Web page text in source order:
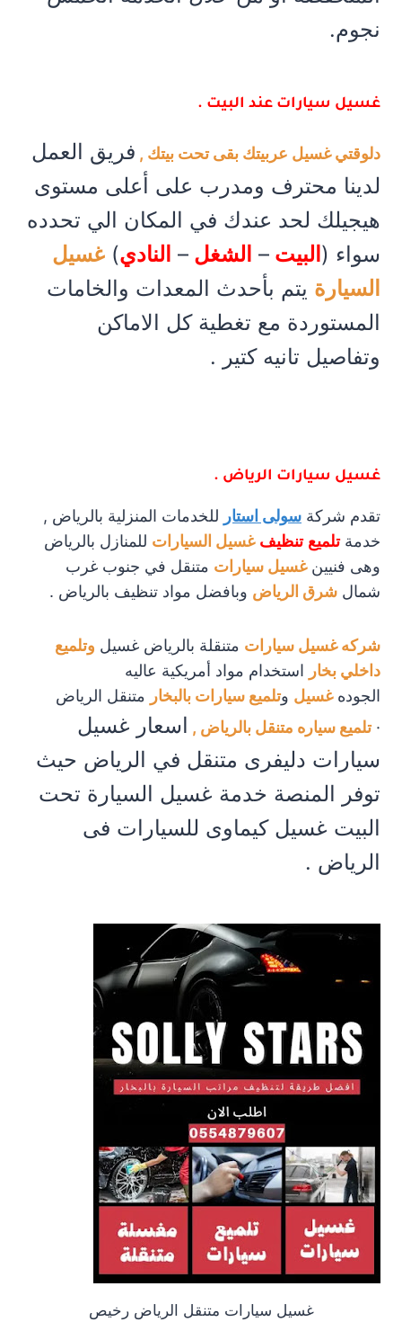
نجوم.
غسيل سيارات عند البيت .
دلوقتي غسيل عربيتك بقى تحت بيتك , فريق العمل
لدينا محترف ومدرب على أعلى مستوى
هيجيلك لحد عندك في المكان الي تحدده
سواء ( البيت – الشغل – النادي) غسيل
السيارة يتم بأحدث المعدات والخامات
المستوردة مع تغطية كل الاماكن
وتفاصيل تانيه كتير .
غسيل سيارات الرياض .
تقدم شركة سولى استار للخدمات المنزلية بالرياض ,
خدمةتلميع تنظيف غسيل السيارات للمنازل بالرياض
وهى فنيينغسيل سيارات متنقل في جنوب غرب
شمال شرق الرياض وبافضل مواد تنظيف بالرياض .
شركه غسيل سيارات متنقلة بالرياض غسيل وتلميع
داخلي بخار استخدام مواد أمريكية عاليه
الجودهغسيل وتلميع سيارات بالبخار متنقل الرياض
·تلميع سياره متنقل بالرياض , اسعار غسيل
سيارات دليفرى متنقل في الرياض حيث
توفر المنصة خدمة غسيل السيارة تحت
البيت غسيل كيماوى للسيارات فى
الرياض .
غسيل سيارات متنقل الرياض رخيص